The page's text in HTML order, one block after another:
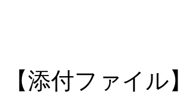
【添付ファイル】